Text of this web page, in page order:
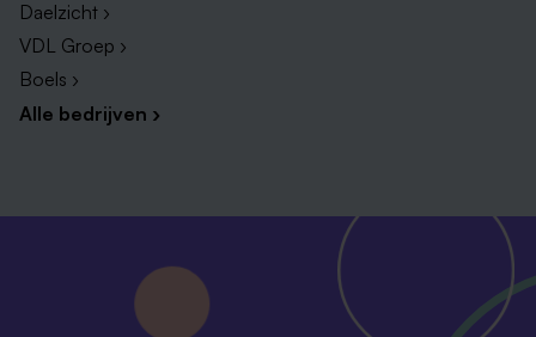
Daelzicht ›
VDL Groep ›
Boels ›
Alle bedrijven ›